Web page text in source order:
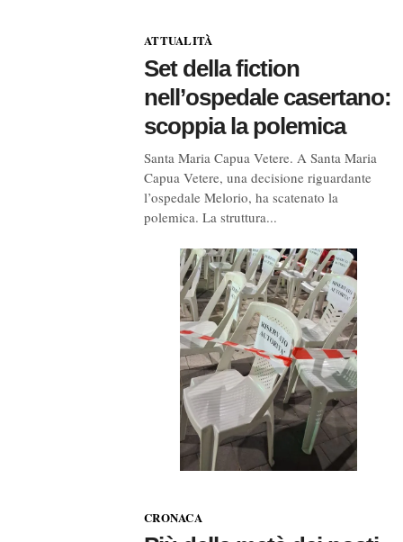
ATTUALITÀ
Set della fiction
nell’ospedale casertano:
scoppia la polemica
Santa Maria Capua Vetere. A Santa Maria
Capua Vetere, una decisione riguardante
l’ospedale Melorio, ha scatenato la
polemica. La struttura...
CRONACA